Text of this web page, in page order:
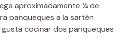
aproximadamente ¼ de
panqueques a la sartén
gusta cocinar dos panqueques